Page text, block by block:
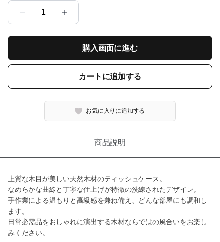
1
購入画面に進む
カートに追加する
お気に入りに追加する
商品説明
上質な木目が美しい天然木材のティッシュケース。
なめらかな曲線と丁寧な仕上げが特徴の洗練されたデザイン。
手作業による温もりと高級感を兼ね備え、どんな部屋にも調和し
ます。
日常必需品をおしゃれに演出する木材ならではの風合いをお楽し
みください。